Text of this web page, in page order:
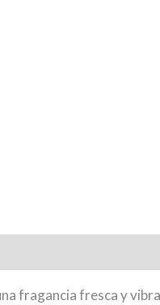
fragancia fresca y